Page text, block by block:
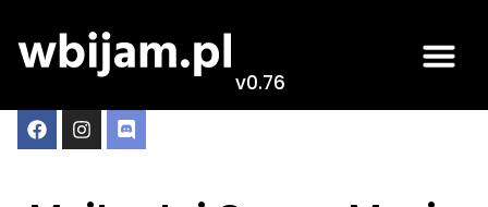
v0.76